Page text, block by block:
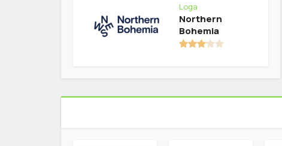
Loga
Northern
Bohemia